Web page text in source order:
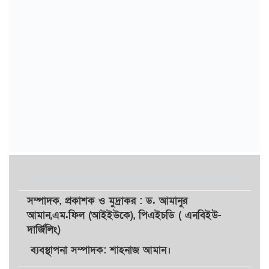
সম্পাদক, প্রকাশকওমুদ্রাকর: ড. আমানুর
আমান,এম.ফিল (আইইউকে), পিএইচডি ( এনবিইউ-
দার্জিলিং)
ব্যবস্থাপনা সম্পাদক: শাহনাজ আমান।